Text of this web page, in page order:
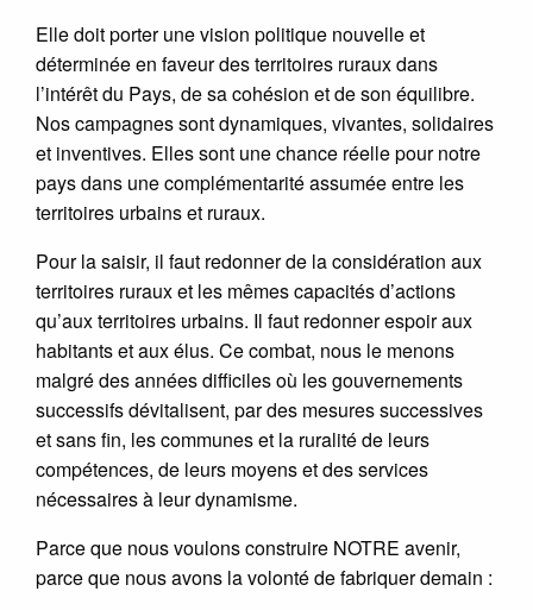
Elle doit porter une vision politique nouvelle et
déterminée en faveur des territoires ruraux dans
l’intérêt du Pays, de sa cohésion et de son équilibre.
Nos campagnes sont dynamiques, vivantes, solidaires
et inventives. Elles sont une chance réelle pour notre
pays dans une complémentarité assumée entre les
territoires urbains et ruraux.
Pour la saisir, il faut redonner de la considération aux
territoires ruraux et les mêmes capacités d’actions
qu’aux territoires urbains. Il faut redonner espoir aux
habitants et aux élus. Ce combat, nous le menons
malgré des années difficiles où les gouvernements
successifs dévitalisent, par des mesures successives
et sans fin, les communes et la ruralité de leurs
compétences, de leurs moyens et des services
nécessaires à leur dynamisme.
Parce que nous voulons construire NOTRE avenir,
parce que nous avons la volonté de fabriquer demain :